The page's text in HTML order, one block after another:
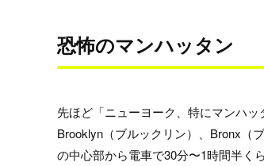
恐怖のマンハッタン
先ほど「ニューヨーク、特にマンハ
Brooklyn（ブルックリン）、Bronx（
の中心部から電車で30分〜1時間半く